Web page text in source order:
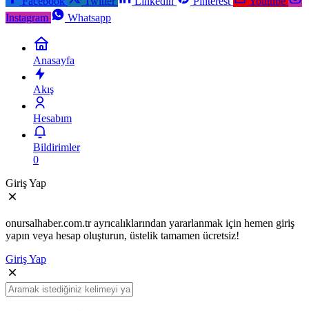
Instagram
Whatsapp
Anasayfa
Akış
Hesabım
Bildirimler
0
Giriş Yap
onursalhaber.com.tr ayrıcalıklarından yararlanmak için hemen giriş
yapın veya hesap oluşturun, üstelik tamamen ücretsiz!
Giriş Yap